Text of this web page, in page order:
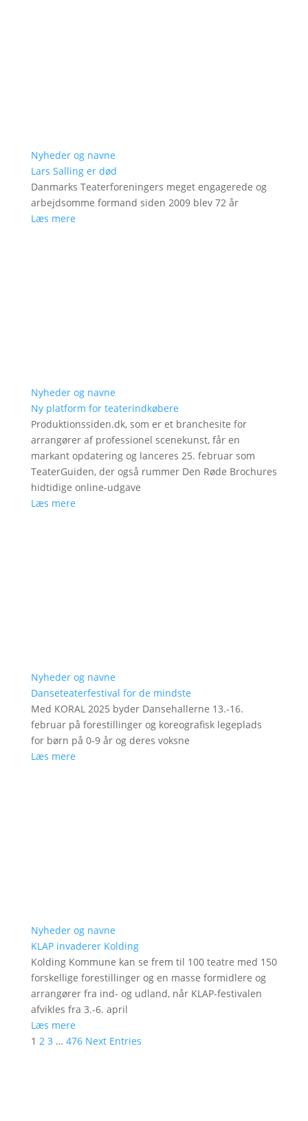
Nyheder og navne
Lars Salling er død
Danmarks Teaterforeningers meget engagerede og
arbejdsomme formand siden 2009 blev 72 år
Læs mere
Nyheder og navne
Ny platform for teaterindkøbere
Produktionssiden.dk, som er et branchesite for
arrangører af professionel scenekunst, får en
markant opdatering og lanceres 25. februar som
TeaterGuiden, der også rummer Den Røde Brochures
hidtidige online-udgave
Læs mere
Nyheder og navne
Danseteaterfestival for de mindste
Med KORAL 2025 byder Dansehallerne 13.-16.
februar på forestillinger og koreografisk legeplads
for børn på 0-9 år og deres voksne
Læs mere
Nyheder og navne
KLAP invaderer Kolding
Kolding Kommune kan se frem til 100 teatre med 150
forskellige forestillinger og en masse formidlere og
arrangører fra ind- og udland, når KLAP-festivalen
afvikles fra 3.-6. april
Læs mere
1 2 3 … 476 Next Entries